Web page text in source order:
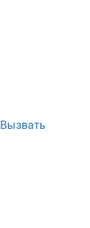
Вызвать